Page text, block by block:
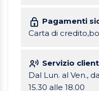
Pagamenti
Carta di
Servizio
Dal Lun. al Ven.,
15.30 alle 18.00